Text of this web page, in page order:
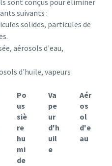
sont conçus pour éliminer
suivants :
solides, particules de
aérosols d'eau,
d'huile, vapeurs
Po
us
siè
re
hu
mi
de
Va
pe
ur
d'h
uil
e
Aér
os
ol
d'e
au